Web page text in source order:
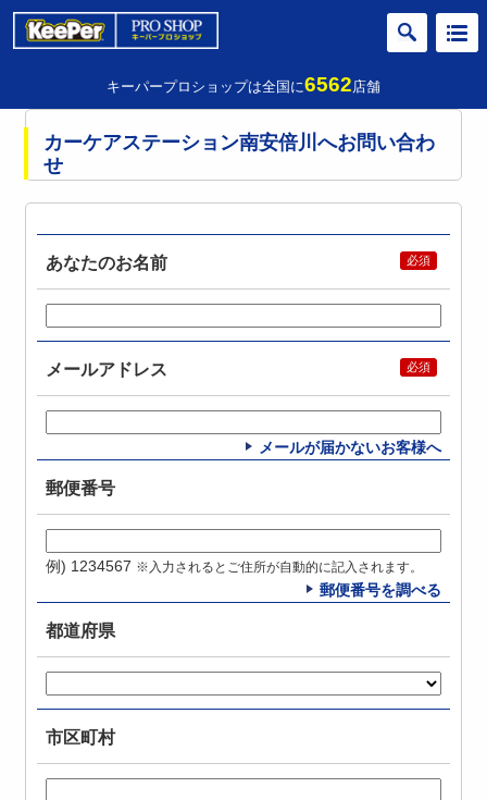
キーパープロショップは全国に6562店舗
カーケアステーション南安倍川へお問い合わ
せ
あなたのお名前
メールアドレス
メールが届かないお客様へ
郵便番号
例) 1234567 ※入力されるとご住所が自動的に記入されます。
郵便番号を調べる
都道府県
市区町村